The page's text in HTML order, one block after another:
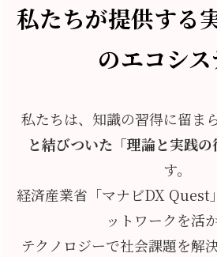
私たちが提供する
のエコシス
私たちは、知識の習得に留まら
と結びついた「理論と実践の
す。
経済産業省「マナビDX Quest
ットワークを活か
テクノロジーで社会課題を解